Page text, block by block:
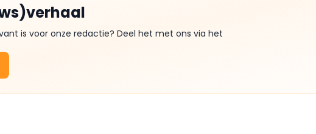
is voor onze redactie? Deel het met ons via het